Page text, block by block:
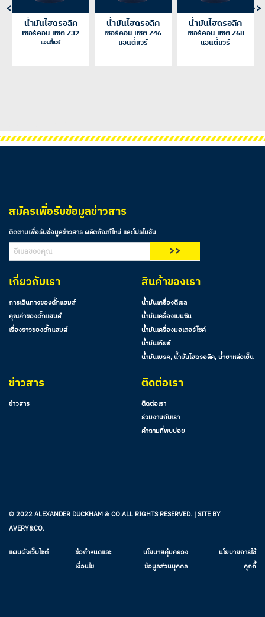
น้ำมันไฮดรอลิค
เซอร์คอน แซต Z32
แอนตี้แวร์
น้ำมันไฮดรอลิค
เซอร์คอน แซต Z46
แอนตี้แวร์
น้ำมันไฮดรอลิค
เซอร์คอน แซต Z68
แอนตี้แวร์
<< >>
สมัครเพื่อรับข้อมูลข่าวสาร
ติดตามเพื่อรับข้อมูลข่าวสาร ผลิตภัณฑ์ใหม่ และโปรโมชัน
>>
เกี่ยวกับเรา
การเดินทางของดั๊กแฮมส์
คุณค่าของดั๊กแฮมส์
เรื่องราวของดั๊กแฮมส์
สินค้าของเรา
น้ำมันเครื่องดีเซล
น้ำมันเครื่องเบนซิน
น้ำมันเครื่องมอเตอร์ไซค์
น้ำมันเกียร์
น้ำมันเบรค, น้ำมันไฮดรอลิค, น้ำยาหล่อเย็น
ข่าวสาร
ข่าวสาร
ติดต่อเรา
ติดต่อเรา
ร่วมงานกับเรา
คำถามที่พบบ่อย
© 2022 ALEXANDER DUCKHAM & CO.ALL RIGHTS RESERVED. | SITE BY
AVERY&CO.
แผนผังเว็บไซต์
ข้อกำหนดและ
เงื่อนไข
นโยบายคุ้มครอง
ข้อมูลส่วนบุคคล
นโยบายการใช้
คุกกี้